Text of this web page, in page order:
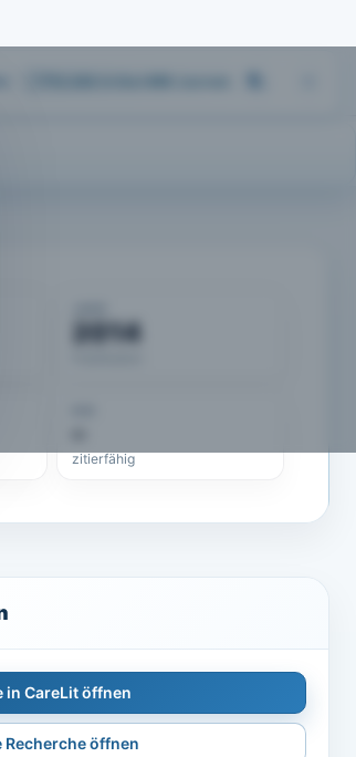
2014
zitierfähig
in CareLit öffnen
Recherche öffnen